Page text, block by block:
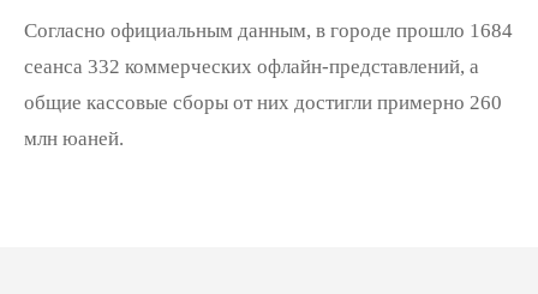
Согласно официальным данным, в городе прошло 1684
сеанса 332 коммерческих офлайн-представлений, а
общие кассовые сборы от них достигли примерно 260
млн юаней.